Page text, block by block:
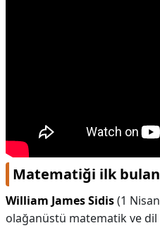
Matematiği ilk
William James Sidis(1
olağanüstü matematik ve